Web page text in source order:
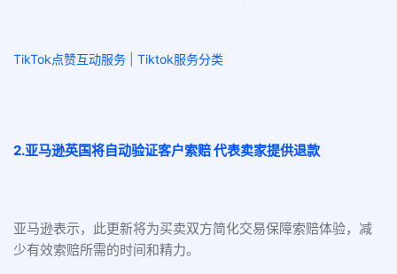
TikTok点赞互动服务 Tiktok服务分类
2.亚马逊英国将自动验证客户索赔 代表卖家提供退款
亚马逊表示，此更新将为买卖双方简化交易保障索赔体验，减
少有效索赔所需的时间和精力。